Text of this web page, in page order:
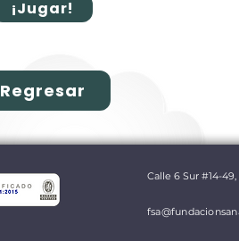
¡Jugar!
Regresar
Calle 6 Sur #14-49,